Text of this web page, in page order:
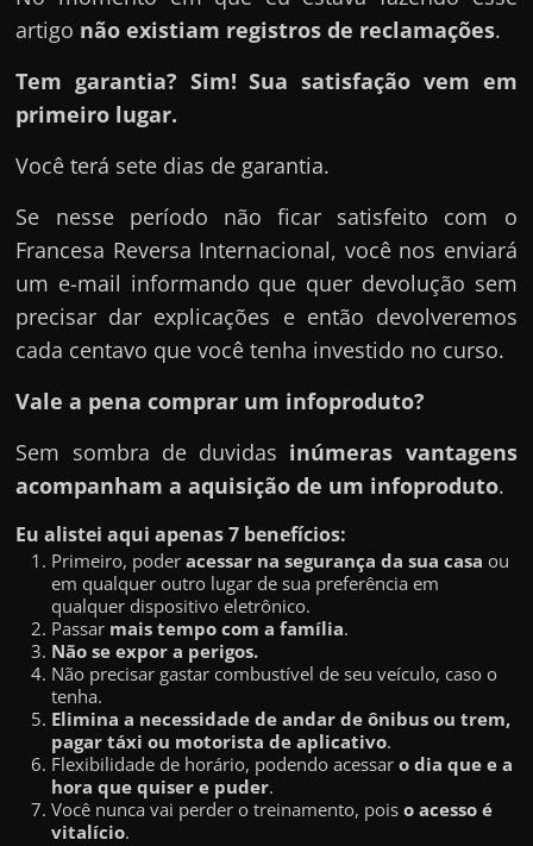
artigo não existiam registros de reclamações.
Tem garantia? Sim! Sua satisfação vem em
primeiro lugar.
Você terá sete dias de garantia.
Se nesse período não ficar satisfeito com o
Francesa Reversa Internacional, você nos enviará
um e-mail informando que quer devolução sem
precisar dar explicações e então devolveremos
cada centavo que você tenha investido no curso.
Vale a pena comprar um infoproduto?
Sem sombra de duvidas inúmeras vantagens
acompanham a aquisição de um infoproduto.
Eu alistei aqui apenas 7 benefícios:
Primeiro, poderacessar na segurança da sua casa ou
em qualquer outro lugar de sua preferência em
qualquer dispositivo eletrônico.
Passar mais tempo com a família.
Não se expor a perigos.
Não precisar gastar combustível de seu veículo, caso o
tenha.
Elimina a necessidade de andar de ônibus ou trem,
pagar táxi ou motorista de aplicativo.
Flexibilidade de horário, podendo acessaro dia que e a
hora que quiser e puder.
Você nunca vai perder o treinamento, poiso acesso é
vitalício.